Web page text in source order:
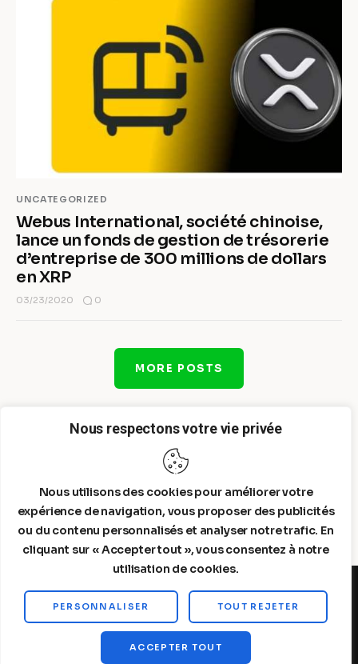
Nous respectons votre vie privée
Nous utilisons des cookies pour améliorer votre
expérience de navigation, vous proposer des publicités
ou du contenu personnalisés et analyser notre trafic. En
cliquant sur « Accepter tout », vous consentez à notre
utilisation de cookies.
PERSONNALISER TOUT REJETER
ACCEPTER TOUT
UNCATEGORIZED
Webus International, société chinoise,
lance un fonds de gestion de trésorerie
d’entreprise de 300 millions de dollars
en XRP
03/23/2020 0
MORE POSTS
Steelldy© 2026. All Rights Reserved.